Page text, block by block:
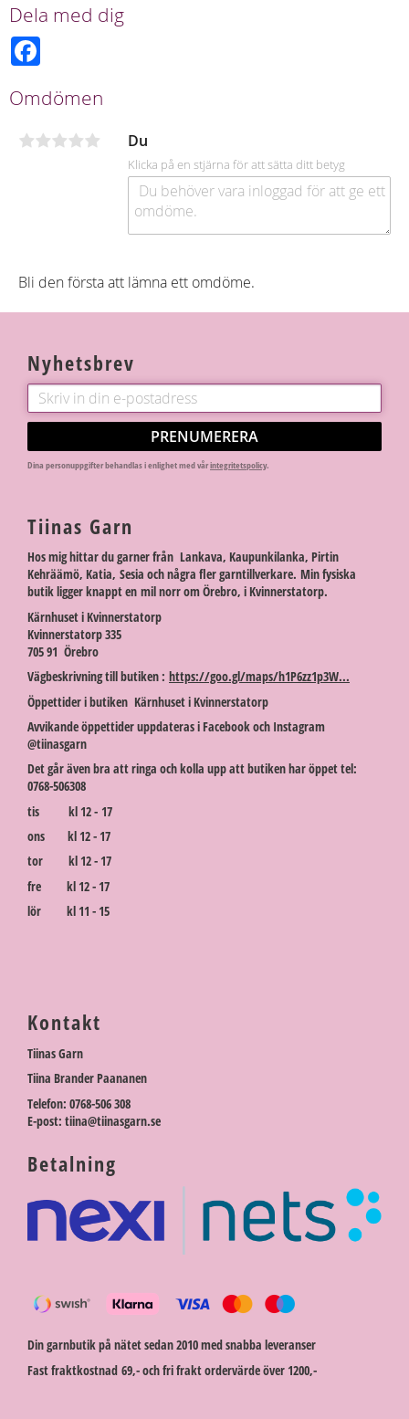
Dela med dig
b
o
k
Omdömen
Du
Klicka på en stjärna för att sätta ditt betyg
Bli den första att lämna ett omdöme.
Nyhetsbrev
PRENUMERERA
Dina personuppgifter behandlas i enlighet med vårintegritetspolicy.
Tiinas Garn
Hos mig hittar du garner från Lankava, Kaupunkilanka, Pirtin
Kehräämö, Katia, Sesia och några fler garntillverkare. Min fysiska
butik ligger knappt en mil norr om Örebro, i Kvinnerstatorp.
Kärnhuset i Kvinnerstatorp
Kvinnerstatorp 335
705 91 Örebro
Vägbeskrivning till butiken : https://goo.gl/maps/h1P6zz1p3W...
Öppettider i butiken Kärnhuset i Kvinnerstatorp
Avvikande öppettider uppdateras i Facebook och Instagram
@tiinasgarn
Det går även bra att ringa och kolla upp att butiken har öppet tel:
0768-506308
tis kl 12 - 17
ons kl 12 - 17
tor kl 12 - 17
fre kl 12 - 17
lör kl 11 - 15
Kontakt
Tiinas Garn
Tiina Brander Paananen
Telefon: 0768-506 308
E-post: tiina@tiinasgarn.se
Betalning
Din garnbutik på nätet sedan 2010 med snabba leveranser
Fast fraktkostnad 69,- och fri frakt ordervärde över 1200,-